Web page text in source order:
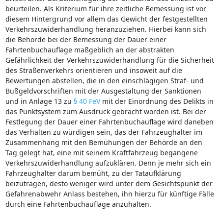
beurteilen. Als Kriterium für ihre zeitliche Bemessung ist vor
diesem Hintergrund vor allem das Gewicht der festgestellten
Verkehrszuwiderhandlung heranzuziehen. Hierbei kann sich
die Behörde bei der Bemessung der Dauer einer
Fahrtenbuchauflage maßgeblich an der abstrakten
Gefährlichkeit der Verkehrszuwiderhandlung für die Sicherheit
des Straßenverkehrs orientieren und insoweit auf die
Bewertungen abstellen, die in den einschlägigen Straf- und
Bußgeldvorschriften mit der Ausgestaltung der Sanktionen
und in Anlage 13 zu § 40 FeVmit der Einordnung des Delikts in
das Punktsystem zum Ausdruck gebracht worden ist. Bei der
Festlegung der Dauer einer Fahrtenbuchauflage wird daneben
das Verhalten zu würdigen sein, das der Fahrzeughalter im
Zusammenhang mit den Bemühungen der Behörde an den
Tag gelegt hat, eine mit seinem Kraftfahrzeug begangene
Verkehrszuwiderhandlung aufzuklären. Denn je mehr sich ein
Fahrzeughalter darum bemüht, zu der Tataufklärung
beizutragen, desto weniger wird unter dem Gesichtspunkt der
Gefahrenabwehr Anlass bestehen, ihn hierzu für künftige Fälle
durch eine Fahrtenbuchauflage anzuhalten.